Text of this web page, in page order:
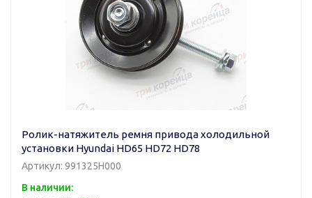
Ролик-натяжитель ремня привода холодильной
установки Hyundai HD65 HD72 HD78
Артикул: 991325H000
В наличии: